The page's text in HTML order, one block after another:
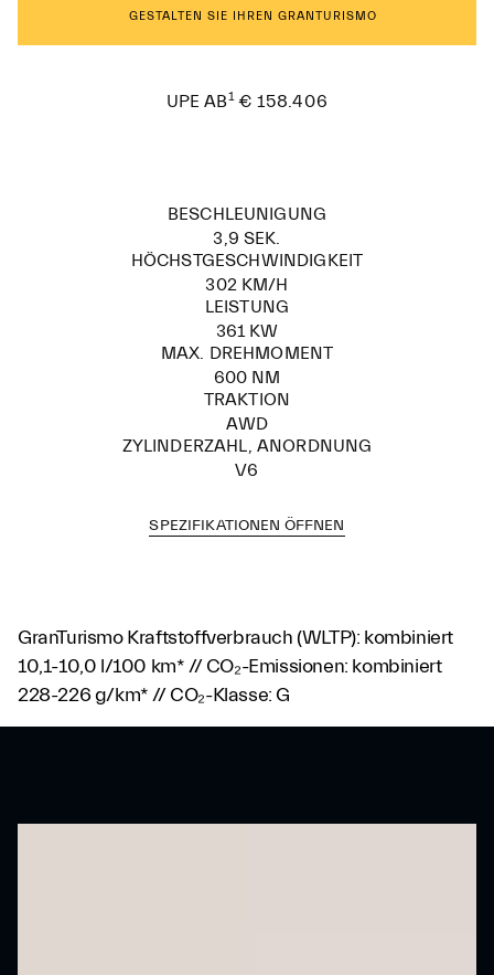
GESTALTEN SIE IHREN GRANTURISMO
UPE AB1 € 158.406
BESCHLEUNIGUNG
3,9 SEK.
HÖCHSTGESCHWINDIGKEIT
302 KM/H
LEISTUNG
361 KW
MAX. DREHMOMENT
600 NM
TRAKTION
AWD
ZYLINDERZAHL, ANORDNUNG
V6
SPEZIFIKATIONEN ÖFFNEN
GranTurismo Kraftstoffverbrauch (WLTP): kombiniert
10,1-10,0 l/100 km* // CO₂-Emissionen: kombiniert
228-226 g/km* // CO₂-Klasse: G